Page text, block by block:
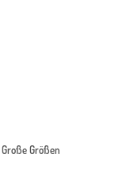
Große Größen